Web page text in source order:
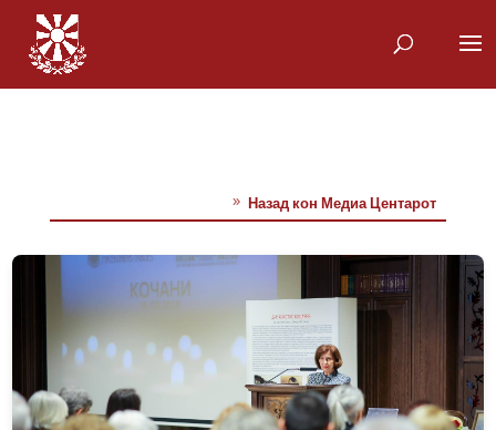
Назад кон Медиа Центарот